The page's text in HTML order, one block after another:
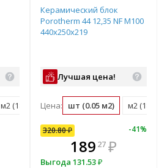
м2 (18.3 шт) м3 (35.8 шт) поддон (50
В комплекте
всегда выгоднее!
Керамический блок
Porotherm 44 12,35 NF М100
440x250x219
Лучшая цена!
Цена: шт (0.05 м2) м2 (18.3
320.80₽ -41%
189 27 ₽
Выгода 131.53₽